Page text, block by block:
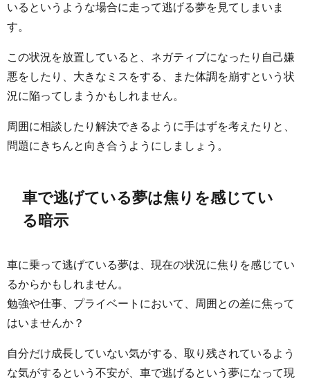
いるというような場合に走って逃げる夢を見てしまいま
す。
この状況を放置していると、ネガティブになったり自己嫌
悪をしたり、大きなミスをする、また体調を崩すという状
況に陥ってしまうかもしれません。
周囲に相談したり解決できるように手はずを考えたりと、
問題にきちんと向き合うようにしましょう。
車で逃げている夢は焦りを感じてい
る暗示
車に乗って逃げている夢は、現在の状況に焦りを感じてい
るからかもしれません。
勉強や仕事、プライベートにおいて、周囲との差に焦って
はいませんか？
自分だけ成長していない気がする、取り残されているよう
な気がするという不安が、車で逃げるという夢になって現